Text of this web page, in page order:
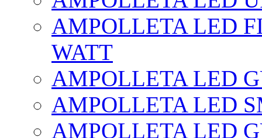
AMPOLLETA LED
WATT
AMPOLLETA LED
AMPOLLETA LED
AMPOLLETA LED